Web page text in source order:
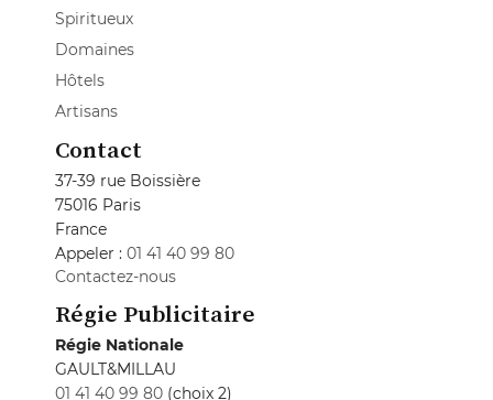
Spiritueux
Domaines
Hôtels
Artisans
Contact
37-39 rue Boissière
75016 Paris
France
Appeler : 01 41 40 99 80
Contactez-nous
Régie Publicitaire
Régie Nationale
GAULT&MILLAU
01 41 40 99 80 (choix 2)